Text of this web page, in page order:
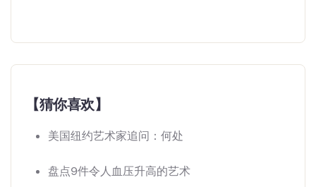
【猜你喜欢】
美国纽约艺术家追问：何处
盘点9件令人血压升高的艺术